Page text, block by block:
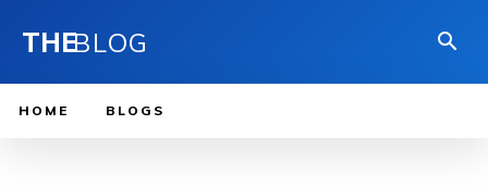
THEBLOG
HOME BLOGS